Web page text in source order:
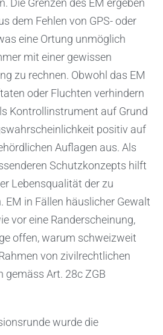
Die Grenzen des EM ergeben
dem Fehlen von GPS- oder
eine Ortung unmöglich
mit einer gewissen
zu rechnen. Obwohl das EM
oder Fluchten verhindern
Kontrollinstrument auf Grund
positiv auf
Auflagen aus. Als
Schutzkonzepts hilft
Lebensqualität der zu
EM in Fällen häuslicher Gewalt
vor eine Randerscheinung,
offen, warum schweizweit
von zivilrechtlichen
Art. 28c ZGB
wurde die